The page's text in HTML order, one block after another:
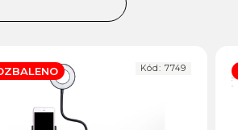
Kód: 7749